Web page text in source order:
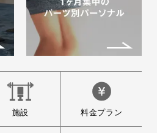
2026.03.30
CONTEST（inサンパール荒川）
来る2026年８月９日（日）にメガロ
ス全店イベント…
施設 料金プラン